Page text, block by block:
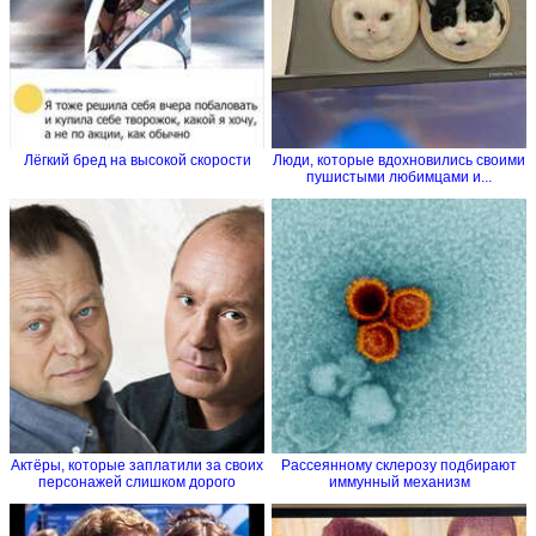
Лёгкий бред на высокой скорости
Люди, которые вдохновились своими
пушистыми любимцами и...
Актёры, которые заплатили за своих
персонажей слишком дорого
Рассеянному склерозу подбирают
иммунный механизм